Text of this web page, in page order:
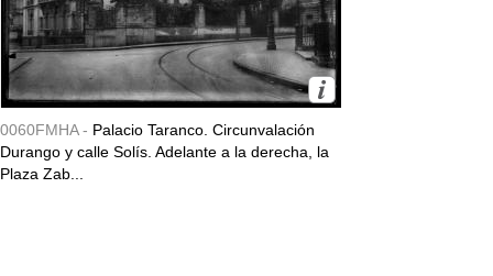
0060FMHA - Palacio Taranco. Circunvalación
Durango y calle Solís. Adelante a la derecha, la
Plaza Zab...